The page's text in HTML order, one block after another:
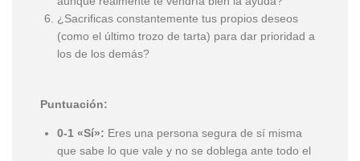
¿Sacrificas constantemente tus propios deseos
(como el último trozo de tarta) para dar prioridad a
los de los demás?
Puntuación:
0-1 «Sí»: Eres una persona segura de sí misma
que sabe lo que vale y no se doblega ante todo el